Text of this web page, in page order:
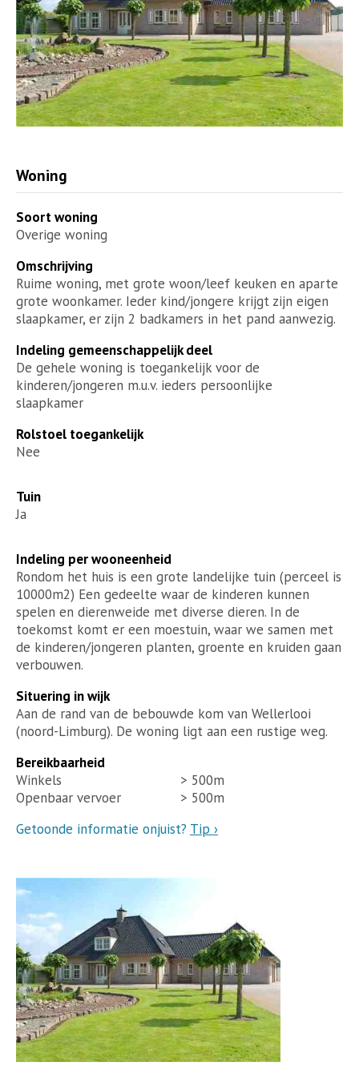
Woning
Soort woning
Overige woning
Omschrijving
Ruime woning, met grote woon/leef keuken en aparte
grote woonkamer. Ieder kind/jongere krijgt zijn eigen
slaapkamer, er zijn 2 badkamers in het pand aanwezig.
Indeling gemeenschappelijk deel
De gehele woning is toegankelijk voor de
kinderen/jongeren m.u.v. ieders persoonlijke
slaapkamer
Rolstoel toegankelijk
Nee
Tuin
Ja
Indeling per wooneenheid
Rondom het huis is een grote landelijke tuin (perceel is
10000m2) Een gedeelte waar de kinderen kunnen
spelen en dierenweide met diverse dieren. In de
toekomst komt er een moestuin, waar we samen met
de kinderen/jongeren planten, groente en kruiden gaan
verbouwen.
Situering in wijk
Aan de rand van de bebouwde kom van Wellerlooi
(noord-Limburg). De woning ligt aan een rustige weg.
Bereikbaarheid
Winkels
> 500m
Openbaar vervoer
> 500m
Getoonde informatie onjuist? Tip ›